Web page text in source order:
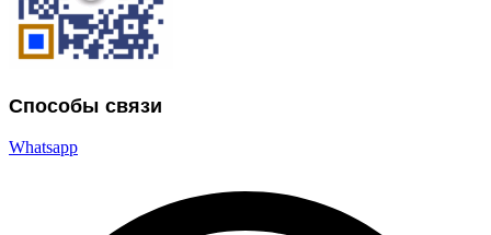
Способы связи
Whatsapp